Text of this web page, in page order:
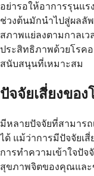
อย่ารอให้อาการรุนแ
ช่วงต้นมักนำไปสู่ผลลั
สภาพแย่ลงตามกาลเ
ประสิทธิภาพด้วยโรค
สนับสนุนที่เหมาะสม
ปัจจัยเสี่ยงขอ
มีหลายปัจจัยที่สามาร
ได้ แม้ว่าการมีปัจจัยเ
การทำความเข้าใจปั
สุขภาพจิตของคุณและ